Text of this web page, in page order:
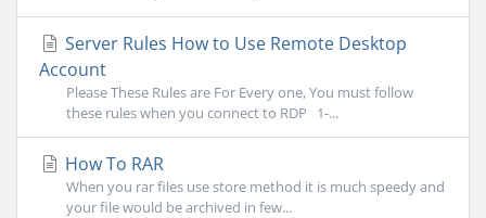
Server Rules How to Use Remote Desktop
Account
Please These Rules are For Every one, You must follow
these rules when you connect to RDP 1-...
How To RAR
When you rar files use store method it is much speedy and
your file would be archived in few...